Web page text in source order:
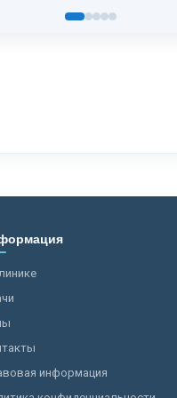
информация